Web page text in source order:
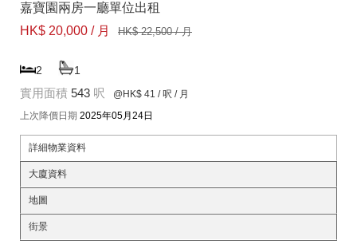
嘉寶園兩房一廳單位出租
HK$ 20,000 / 月
HK$ 22,500 / 月
2 1
實用面積 543 呎 @HK$ 41 / 呎 / 月
上次降價日期 2025年05月24日
詳細物業資料
大廈資料
地圖
街景